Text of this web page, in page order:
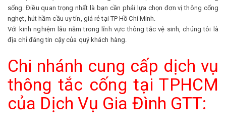
sống. Điều quan trọng nhất là bạn cần phải lựa chọn đơn vị thông cống
nghẹt, hút hầm cầu uy tín, giá rẻ tại TP Hồ Chí Minh.
Với kinh nghiệm lâu năm trong lĩnh vực thông tắc vệ sinh, chúng tôi là
địa chỉ đáng tin cậy của quý khách hàng.
Chi nhánh cung cấp dịch vụ
thông tắc cống tại TPHCM
của Dịch Vụ Gia Đình GTT: